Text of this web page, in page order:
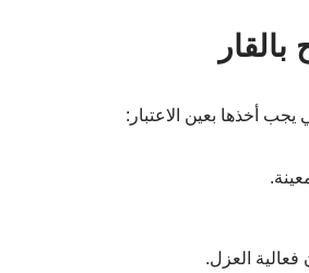
أخذها بعين الاعتبار:
فعالية العزل.